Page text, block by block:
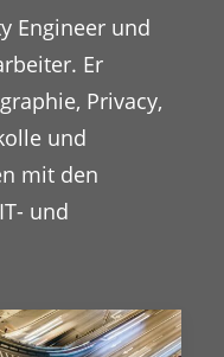
Engineer und
Er
Privacy,
und
mit den
und